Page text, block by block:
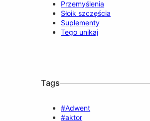
Przemyślenia
Słoik szczęścia
Suplementy
Tego unikaj
Tags
#Adwent
#aktor